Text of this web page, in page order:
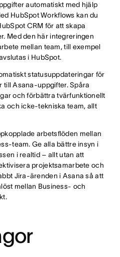
automatiskt med hjälp
HubSpot Workflows kan du
CRM för att skapa
Med den här integreringen
mellan team, till exempel
i HubSpot.
statusuppdateringar för
Asana-uppgifter. Spåra
och förbättra tvärfunktionellt
och icke-tekniska team, allt
arbetsflöden mellan
team. Ge alla bättre insyn i
i realtid – allt utan att
projektsamarbete och
Jira-ärenden i Asana så att
mellan Business- och